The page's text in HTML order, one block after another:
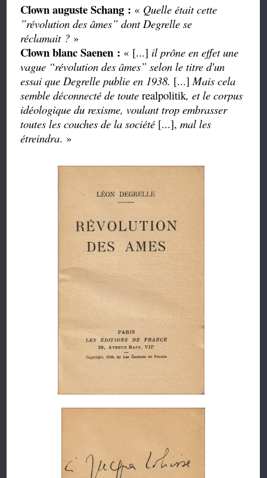
Clown auguste Schang : « Quelle était cette
”révolution des âmes” dont Degrelle se
réclamait ? »
Clown blanc Saenen : « [...] il prône en effet une
vague “révolution des âmes” selon le titre d'un
essai que Degrelle publie en 1938. [...] Mais cela
semble déconnecté de touterealpolitik, et le corpus
idéologique du rexisme, voulant trop embrasser
toutes les couches de la société [...],mal les
étreindra. »